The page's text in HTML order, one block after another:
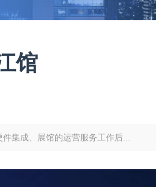
馆
集成、展馆的运营服务工作后...